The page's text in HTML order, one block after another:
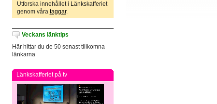
Utforska innehållet i Länkskafferiet
genom våra taggar.
Veckans länktips
Här hittar du de 50 senast tillkomna
länkarna
Länkskafferiet på tv